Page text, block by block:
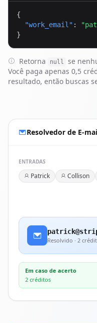
{
"work_email" : "
}
Retorna null
se
Você paga apenas 0,5
resultado, então buscas
Resolvedor de E-
ENTRADAS
Patrick Collison
Resolvido · 2
Em caso de acerto
2 créditos